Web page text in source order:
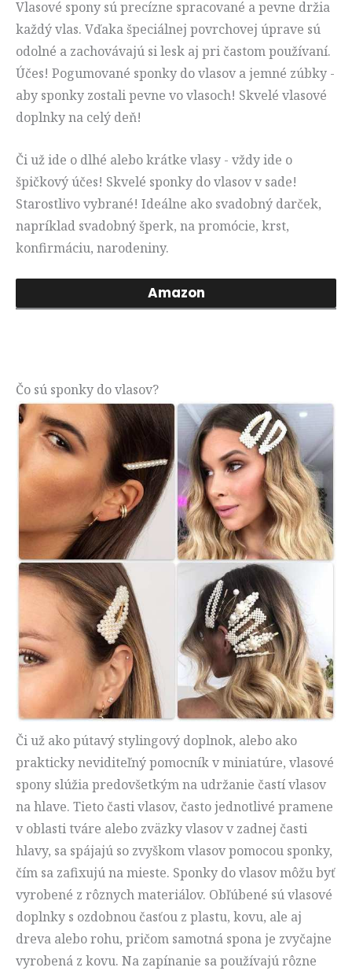
Vlasové spony sú precízne spracované a pevne držia
každý vlas. Vďaka špeciálnej povrchovej úprave sú
odolné a zachovávajú si lesk aj pri častom používaní.
Účes! Pogumované sponky do vlasov a jemné zúbky -
aby sponky zostali pevne vo vlasoch! Skvelé vlasové
doplnky na celý deň!
Či už ide o dlhé alebo krátke vlasy - vždy ide o
špičkový účes! Skvelé sponky do vlasov v sade!
Starostlivo vybrané! Ideálne ako svadobný darček,
napríklad svadobný šperk, na promócie, krst,
konfirmáciu, narodeniny.
Amazon
Čo sú sponky do vlasov?
Či už ako pútavý stylingový doplnok, alebo ako
prakticky neviditeľný pomocník v miniatúre, vlasové
spony slúžia predovšetkým na udržanie častí vlasov
na hlave. Tieto časti vlasov, často jednotlivé pramene
v oblasti tváre alebo zväzky vlasov v zadnej časti
hlavy, sa spájajú so zvyškom vlasov pomocou sponky,
čím sa zafixujú na mieste. Sponky do vlasov môžu byť
vyrobené z rôznych materiálov. Obľúbené sú vlasové
doplnky s ozdobnou časťou z plastu, kovu, ale aj
dreva alebo rohu, pričom samotná spona je zvyčajne
vyrobená z kovu. Na zapínanie sa používajú rôzne